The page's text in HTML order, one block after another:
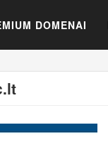
DOMENAI